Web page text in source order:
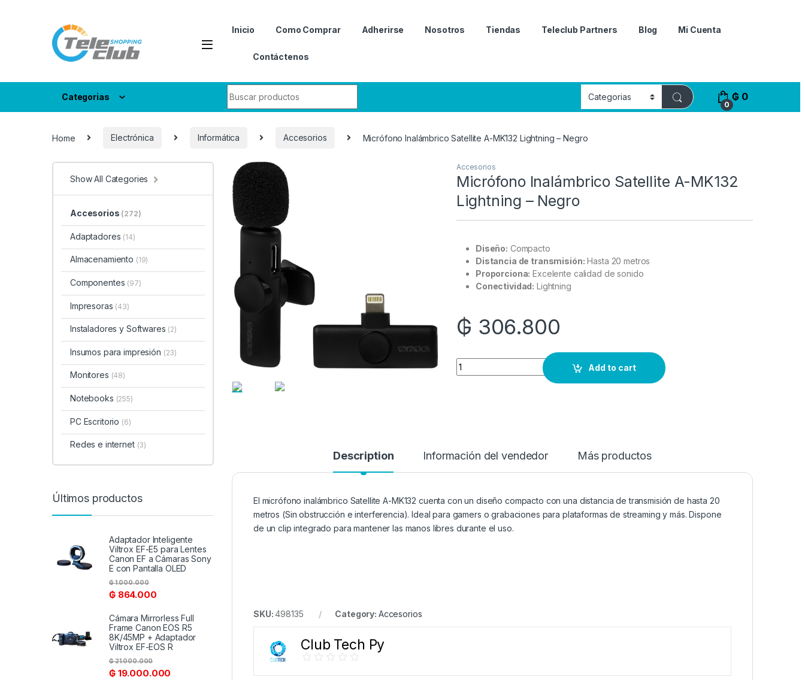
Inicio Como Comprar Adherirse Nosotros Tiendas Teleclub Partners Blog Mi Cuenta
Contáctenos
Categorias
0
₲ 0
Home Electrónica Informática Accesorios Micrófono Inalámbrico Satellite A-MK132 Lightning – Negro
Accesorios
Micrófono Inalámbrico Satellite A-MK132
Lightning – Negro
Diseño: Compacto
Distancia de transmisión: Hasta 20 metros
Proporciona: Excelente calidad de sonido
Conectividad: Lightning
₲ 306.800
Quantity
Add to cart
Description Información del vendedor Más productos
El micrófono inalámbrico Satellite A-MK132 cuenta con un diseño compacto con una distancia de transmisión de hasta 20
metros (Sin obstrucción e interferencia). Ideal para gamers o grabaciones para plataformas de streaming y más. Dispone
de un clip integrado para mantener las manos libres durante el uso.
SKU:498135 Category: Accesorios
Club Tech Py
Show All Categories
Accesorios (272)
Adaptadores (14)
Almacenamiento (19)
Componentes (97)
Impresoras (43)
Instaladores y Softwares (2)
Insumos para impresión (23)
Monitores (48)
Notebooks (255)
PC Escritorio (6)
Redes e internet (3)
Últimos productos
Adaptador Inteligente
Viltrox EF-E5 para Lentes
Canon EF a Cámaras Sony
E con Pantalla OLED
₲864.000
₲1.000.000
Cámara Mirrorless Full
Frame Canon EOS R5
8K/45MP + Adaptador
Viltrox EF-EOS R
₲19.000.000
₲21.000.000